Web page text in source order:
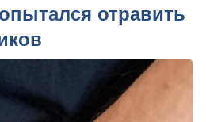
отравить